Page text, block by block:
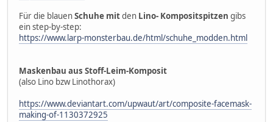
Für die blauenSchuhe mitden Lino- Kompositspitzen gibs
ein step-by-step:
https://www.larp-monsterbau.de/html/schuhe_modden.html
Maskenbau aus Stoff-Leim-Komposit
(also Lino bzw Linothorax)
https://www.deviantart.com/upwaut/art/composite-facemask-
making-of-1130372925